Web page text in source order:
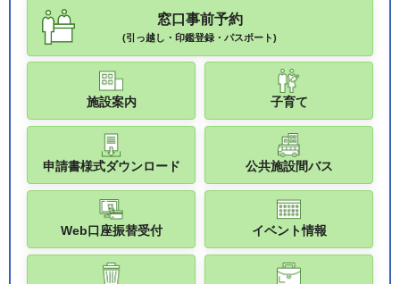
窓口事前予約
(引っ越し・印鑑登録・パスポート)
施設案内 子育て
申請書様式ダウンロード 公共施設間バス
Web口座振替受付 イベント情報